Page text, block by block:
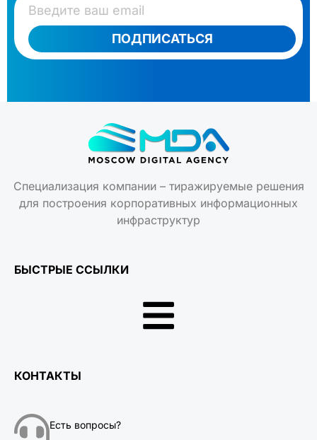
ПОДПИСАТЬСЯ
Специализация компании – тиражируемые решения
для построения корпоративных информационных
инфраструктур
БЫСТРЫЕ ССЫЛКИ
КОНТАКТЫ
Есть вопросы?